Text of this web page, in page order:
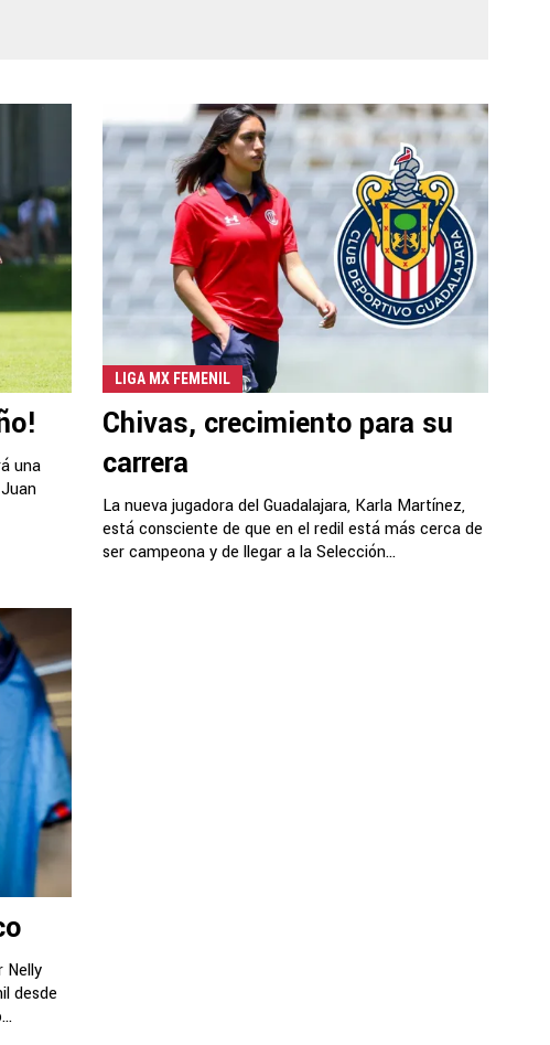
una
LIGA MX FEMENIL
Chivas, crecimiento para su
carrera
La nueva jugadora del Guadalajara, Karla Martínez,
está consciente de que en el redil está más cerca de
ser campeona y de llegar a la Selección...
Nelly
desde